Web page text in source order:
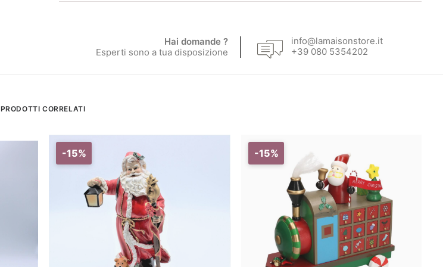
Hai domande ?
Esperti sono a tua disposizione
info@lamaisonstore.it
+39 080 5354202
PRODOTTI CORRELATI
-15% -15%